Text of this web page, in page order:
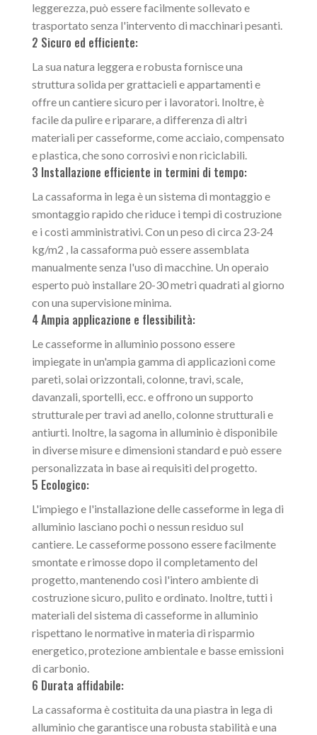
leggerezza, può essere facilmente sollevato e
trasportato senza l'intervento di macchinari pesanti.
2 Sicuro ed efficiente:
La sua natura leggera e robusta fornisce una
struttura solida per grattacieli e appartamenti e
offre un cantiere sicuro per i lavoratori. Inoltre, è
facile da pulire e riparare, a differenza di altri
materiali per casseforme, come acciaio, compensato
e plastica, che sono corrosivi e non riciclabili.
3 Installazione efficiente in termini di tempo:
La cassaforma in lega è un sistema di montaggio e
smontaggio rapido che riduce i tempi di costruzione
e i costi amministrativi. Con un peso di circa 23-24
kg/m2 , la cassaforma può essere assemblata
manualmente senza l'uso di macchine. Un operaio
esperto può installare 20-30 metri quadrati al giorno
con una supervisione minima.
4 Ampia applicazione e flessibilità:
Le casseforme in alluminio possono essere
impiegate in un'ampia gamma di applicazioni come
pareti, solai orizzontali, colonne, travi, scale,
davanzali, sportelli, ecc. e offrono un supporto
strutturale per travi ad anello, colonne strutturali e
antiurti. Inoltre, la sagoma in alluminio è disponibile
in diverse misure e dimensioni standard e può essere
personalizzata in base ai requisiti del progetto.
5 Ecologico:
L'impiego e l'installazione delle casseforme in lega di
alluminio lasciano pochi o nessun residuo sul
cantiere. Le casseforme possono essere facilmente
smontate e rimosse dopo il completamento del
progetto, mantenendo così l'intero ambiente di
costruzione sicuro, pulito e ordinato. Inoltre, tutti i
materiali del sistema di casseforme in alluminio
rispettano le normative in materia di risparmio
energetico, protezione ambientale e basse emissioni
di carbonio.
6 Durata affidabile:
La cassaforma è costituita da una piastra in lega di
alluminio che garantisce una robusta stabilità e una